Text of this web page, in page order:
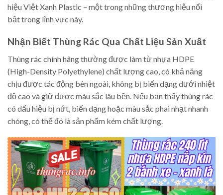
hiệu Việt Xanh Plastic – một trong những thương hiệu nổi
bật trong lĩnh vực này.
Nhận Biết Thùng Rác Qua Chất Liệu Sản Xuất
Thùng rác chính hãng thường được làm từ nhựa HDPE
(High-Density Polyethylene) chất lượng cao, có khả năng
chịu được tác động bên ngoài, không bị biến dạng dưới nhiệt
độ cao và giữ được màu sắc lâu bền. Nếu bạn thấy thùng rác
có dấu hiệu bị nứt, biến dạng hoặc màu sắc phai nhạt nhanh
chóng, có thể đó là sản phẩm kém chất lượng.